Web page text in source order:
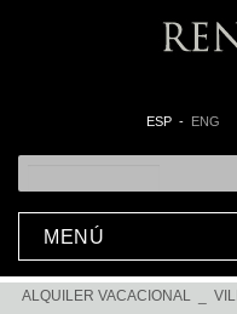
ESP - ENG
MENÚ
ALQUILER VACACIONAL